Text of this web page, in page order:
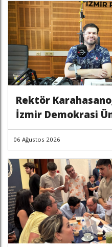
Rektör
İzmir Demokrasi
06 Ağustos 2026